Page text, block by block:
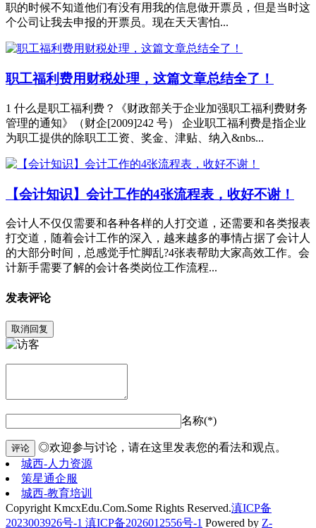
职的时候不知道他们有没有用我的信息做开票员，但是当时这
个公司让我去申报的开票员。现在天天害怕...
职工福利费用财税处理，这篇文章总结全了！
1 什么是职工福利费？《财政部关于企业加强职工福利费财务
管理的通知》（财企[2009]242 号） 企业职工福利费是指企业
为职工提供的除职工工资、奖金、津贴、纳入&nbs...
【会计知识】会计工作的4张流程表，收好不谢！
会计人不仅仅需要和各种各样的人打交道，还需要和各类报表
打交道，随着会计工作的深入，越来越多的事情占据了会计人
的大部分时间，总感觉手忙脚乱?4张表帮助大家高效工作。会
计新手需要了解的会计各类岗位工作流程...
发表评论
取消回复
名称(*)
评论
◎欢迎参与讨论，请在这里发表您的看法和观点。
城西-人力资源
策星通企服
城西-教育培训
Copyright KmcxEdu.Com.Some Rights Reserved.滇ICP备
2023003926号-1 滇ICP备2026012556号-1 Powered by Z-